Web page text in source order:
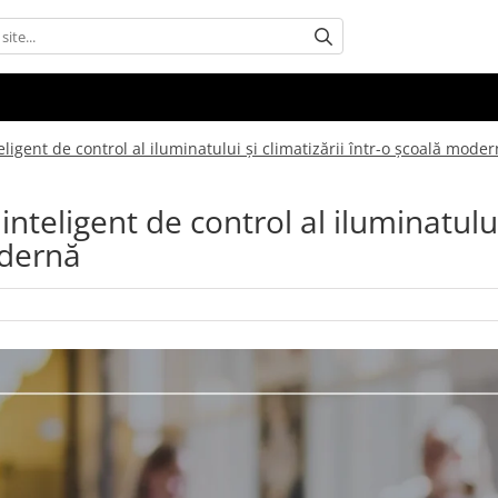
de control al iluminatului și climatizării într-o școală
de control al